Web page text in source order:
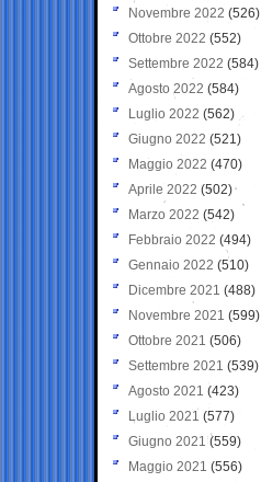
Novembre 2022 (526)
Ottobre 2022 (552)
Settembre 2022 (584)
Agosto 2022 (584)
Luglio 2022 (562)
Giugno 2022 (521)
Maggio 2022 (470)
Aprile 2022 (502)
Marzo 2022 (542)
Febbraio 2022 (494)
Gennaio 2022 (510)
Dicembre 2021 (488)
Novembre 2021 (599)
Ottobre 2021 (506)
Settembre 2021 (539)
Agosto 2021 (423)
Luglio 2021 (577)
Giugno 2021(559)
Maggio 2021 (556)